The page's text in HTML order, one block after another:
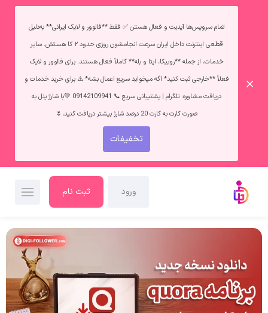
تمام سرویس‌ها آپدیت و فعال هستن ✅ فقط **فالوور و لایک ایرانی** به‌دلیل
قطعی اینترنت داخل ایران سرعت انجامشون روزی حدود ۲ کا هستش. سایر
خدمات، از جمله **روبیکا، ایتا و بله** کاملاً فعال هستند. برای فالوور و لایک
فعلاً **خارجی ثبت کنید* اگه میخواید سریع اعمال بشه* ⚠️ برای خرید خدمات و
دریافت مشاوره: تلگرام | پشتیبانی سریع 📞 09142109941 💚با شارژ پنل به
صورت کارت به کارت 20 درصد شارژ بیشتر دریافت کنید،🌷
تخفیفات
ورود ثبت نام